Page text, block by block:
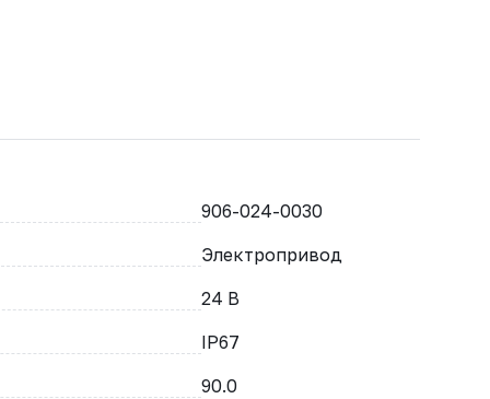
906-024-0030
Электропривод
24 В
IP67
90.0